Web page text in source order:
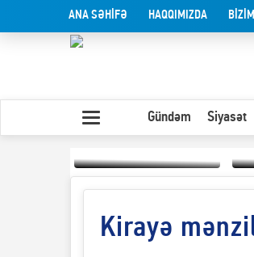
ANA SƏHİFƏ HAQQIMIZDA
Gündəm Siyasət
Yaxın Şərqdəki
müharibənin qısa
Kirayə